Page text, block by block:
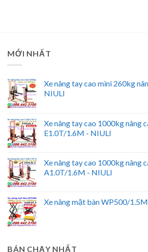
MỚI NHẤT
Xe nâng tay cao mini 260kg
NIULI
Xe nâng tay cao 1000kg nâng
E1.0T/1.6M - NIULI
Xe nâng tay cao 1000kg nâng
A1.0T/1.6M - NIULI
Xe nâng mặt bàn WP500/
BÁN CHẠY NHẤT